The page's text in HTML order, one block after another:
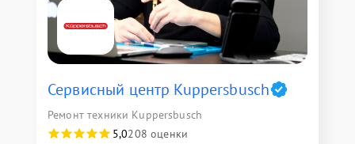
Сервисный центр Kuppersbusch
Ремонт техники Kuppersbusch
5,0208 оценки